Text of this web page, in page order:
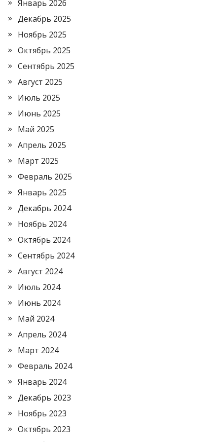
Январь 2026
Декабрь 2025
Ноябрь 2025
Октябрь 2025
Сентябрь 2025
Август 2025
Июль 2025
Июнь 2025
Май 2025
Апрель 2025
Март 2025
Февраль 2025
Январь 2025
Декабрь 2024
Ноябрь 2024
Октябрь 2024
Сентябрь 2024
Август 2024
Июль 2024
Июнь 2024
Май 2024
Апрель 2024
Март 2024
Февраль 2024
Январь 2024
Декабрь 2023
Ноябрь 2023
Октябрь 2023